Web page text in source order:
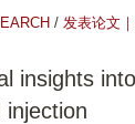
/ 发表论文
insights
injection